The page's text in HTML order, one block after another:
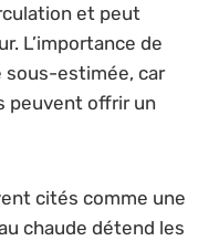
et peut
L’importance de
sous-estimée, car
peuvent offrir un
cités comme une
chaude détend les